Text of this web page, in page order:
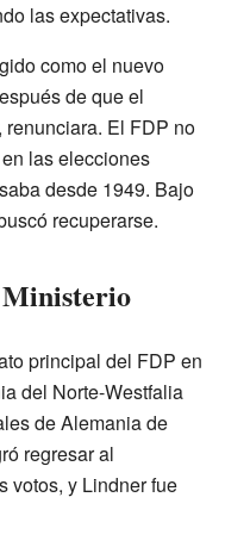
las expectativas.
como el nuevo
de que el
El FDP no
las elecciones
desde 1949. Bajo
recuperarse.
Ministerio
principal del FDP en
del Norte-Westfalia
de Alemania de
regresar al
votos, y Lindner fue